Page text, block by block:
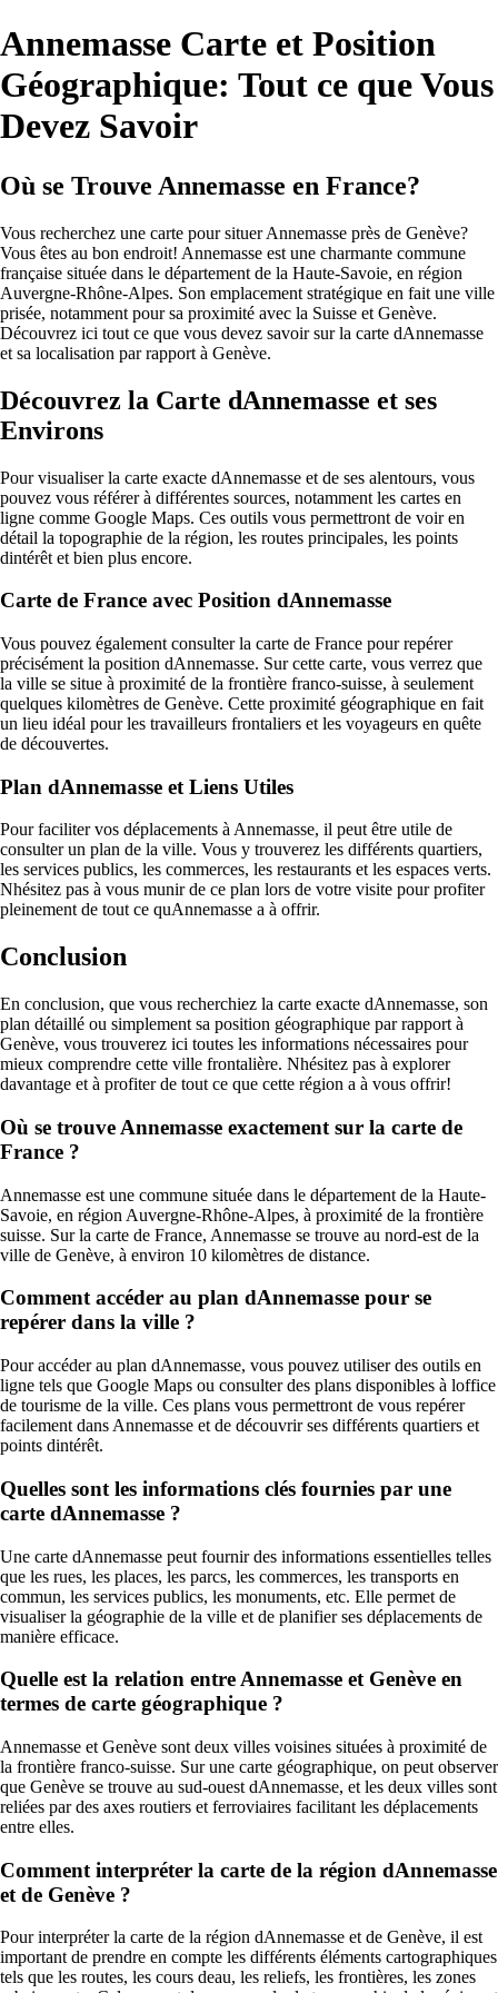
Annemasse Carte et Position
Géographique: Tout ce que Vous
Devez Savoir
Où se Trouve Annemasse en France?
Vous recherchez une carte pour situer Annemasse près de Genève?
Vous êtes au bon endroit! Annemasse est une charmante commune
française située dans le département de la Haute-Savoie, en région
Auvergne-Rhône-Alpes. Son emplacement stratégique en fait une ville
prisée, notamment pour sa proximité avec la Suisse et Genève.
Découvrez ici tout ce que vous devez savoir sur la carte dAnnemasse
et sa localisation par rapport à Genève.
Découvrez la Carte dAnnemasse et ses
Environs
Pour visualiser la carte exacte dAnnemasse et de ses alentours, vous
pouvez vous référer à différentes sources, notamment les cartes en
ligne comme Google Maps. Ces outils vous permettront de voir en
détail la topographie de la région, les routes principales, les points
dintérêt et bien plus encore.
Carte de France avec Position dAnnemasse
Vous pouvez également consulter la carte de France pour repérer
précisément la position dAnnemasse. Sur cette carte, vous verrez que
la ville se situe à proximité de la frontière franco-suisse, à seulement
quelques kilomètres de Genève. Cette proximité géographique en fait
un lieu idéal pour les travailleurs frontaliers et les voyageurs en quête
de découvertes.
Plan dAnnemasse et Liens Utiles
Pour faciliter vos déplacements à Annemasse, il peut être utile de
consulter un plan de la ville. Vous y trouverez les différents quartiers,
les services publics, les commerces, les restaurants et les espaces verts.
Nhésitez pas à vous munir de ce plan lors de votre visite pour profiter
pleinement de tout ce quAnnemasse a à offrir.
Conclusion
En conclusion, que vous recherchiez la carte exacte dAnnemasse, son
plan détaillé ou simplement sa position géographique par rapport à
Genève, vous trouverez ici toutes les informations nécessaires pour
mieux comprendre cette ville frontalière. Nhésitez pas à explorer
davantage et à profiter de tout ce que cette région a à vous offrir!
Où se trouve Annemasse exactement sur la carte de
France ?
Annemasse est une commune située dans le département de la Haute-
Savoie, en région Auvergne-Rhône-Alpes, à proximité de la frontière
suisse. Sur la carte de France, Annemasse se trouve au nord-est de la
ville de Genève, à environ 10 kilomètres de distance.
Comment accéder au plan dAnnemasse pour se
repérer dans la ville ?
Pour accéder au plan dAnnemasse, vous pouvez utiliser des outils en
ligne tels que Google Maps ou consulter des plans disponibles à loffice
de tourisme de la ville. Ces plans vous permettront de vous repérer
facilement dans Annemasse et de découvrir ses différents quartiers et
points dintérêt.
Quelles sont les informations clés fournies par une
carte dAnnemasse ?
Une carte dAnnemasse peut fournir des informations essentielles telles
que les rues, les places, les parcs, les commerces, les transports en
commun, les services publics, les monuments, etc. Elle permet de
visualiser la géographie de la ville et de planifier ses déplacements de
manière efficace.
Quelle est la relation entre Annemasse et Genève en
termes de carte géographique ?
Annemasse et Genève sont deux villes voisines situées à proximité de
la frontière franco-suisse. Sur une carte géographique, on peut observer
que Genève se trouve au sud-ouest dAnnemasse, et les deux villes sont
reliées par des axes routiers et ferroviaires facilitant les déplacements
entre elles.
Comment interpréter la carte de la région dAnnemasse
et de Genève ?
Pour interpréter la carte de la région dAnnemasse et de Genève, il est
important de prendre en compte les différents éléments cartographiques
tels que les routes, les cours deau, les reliefs, les frontières, les zones